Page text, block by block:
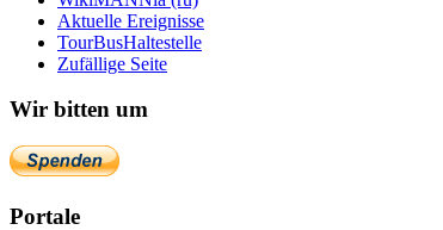
Aktuelle Ereignisse
TourBusHaltestelle
Zufällige Seite
Wir bitten um
Portale